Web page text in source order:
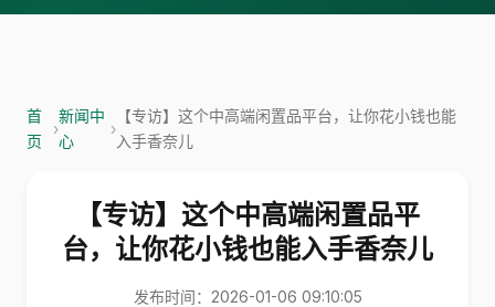
首
页
›
新闻中
心
›
【专访】这个中高端闲置品平台，让你花小钱也能
入手香奈儿
【专访】这个中高端闲置品平
台，让你花小钱也能入手香奈儿
发布时间：2026-01-06 09:10:05